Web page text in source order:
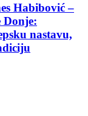
Habibović –
Donje:
nastavu,